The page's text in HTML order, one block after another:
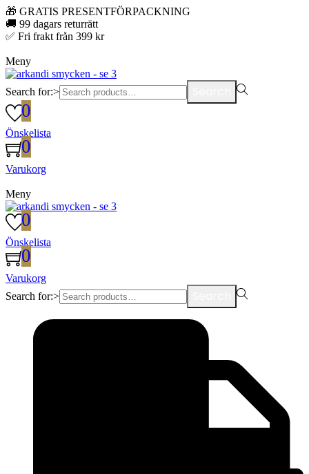
🎁 GRATIS PRESENTFÖRPACKNING
🚚 99 dagars returrätt
✅ Fri frakt från 399 kr
Meny
Search for:>
0
Önskelista
0
Varukorg
Meny
0
Önskelista
0
Varukorg
Search for:>